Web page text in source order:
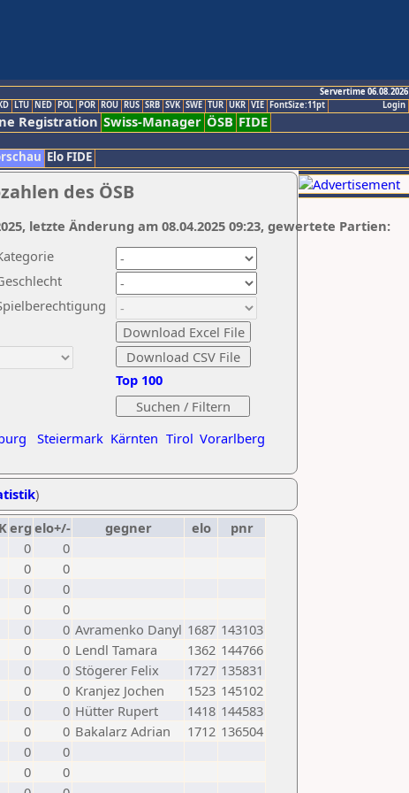
Servertime 06.08.2026
Login
LTU NED POL POR ROU RUS SRB SVK SWE TUR UKR VIE FontSize:11pt
Registration Swiss-Manager ÖSB FIDE
Elo FIDE
des ÖSB
Steiermark Kärnten Tirol Vorarlberg
Top 100
letzte Änderung am 08.04.2025 09:23, gewertete Partien:
)
Kerg elo+/- gegner elo
pnr
0
0
0
0
0
0
0
0
0 0 Avramenko Danyl 1687 143103
0 0 Lendl Tamara 1362 144766
0 0 Stögerer Felix 1727 135831
0 0 Kranjez Jochen 1523 145102
0 0 Hütter Rupert 1418 144583
0 0 Bakalarz Adrian 1712 136504
0
0
0
0